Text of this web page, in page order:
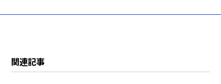
関連記事